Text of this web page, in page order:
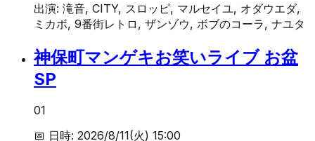
出演: 滝音, CITY, スロッピ, マルセイユ, オダウエダ,
ミカボ, 9番街レトロ, ザンゾウ, ボブのコーラ, ナユタ
神保町マンゲキお笑いライブ お盆
SP
01
📅 日時: 2026/8/11(火) 15:00